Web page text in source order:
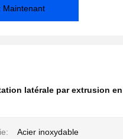
Maintenant
latérale par extrusion
Acier inoxydable